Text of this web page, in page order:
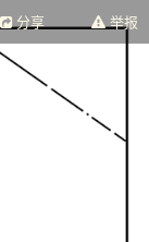
分享 举报